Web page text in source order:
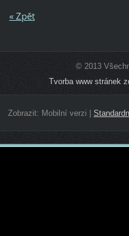
« Zpět
© 2013
Tvorba www stránek
Zobrazit: Mobilní verzi